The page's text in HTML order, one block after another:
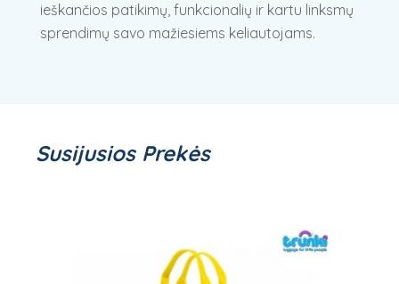
ieškančios patikimų, funkcionalių ir kartu linksmų
sprendimų savo mažiesiems keliautojams.
Susijusios Prekės